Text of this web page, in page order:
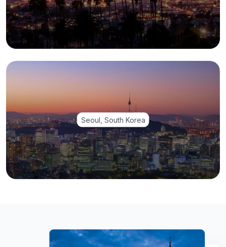
Seoul, South Korea